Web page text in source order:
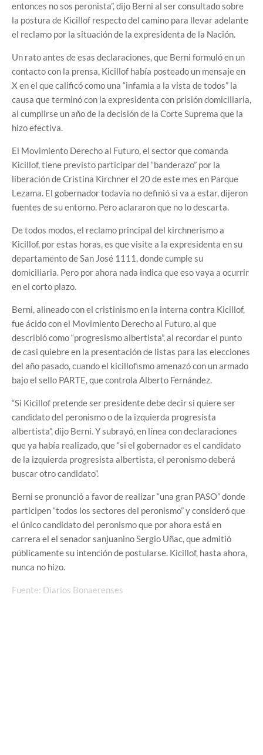
entonces no sos peronista”, dijo Berni al ser consultado sobre
la postura de Kicillof respecto del camino para llevar adelante
el reclamo por la situación de la expresidenta de la Nación.
Un rato antes de esas declaraciones, que Berni formuló en un
contacto con la prensa, Kicillof había posteado un mensaje en
X en el que calificó como una “infamia a la vista de todos” la
causa que terminó con la expresidenta con prisión domiciliaria,
al cumplirse un año de la decisión de la Corte Suprema que la
hizo efectiva.
El Movimiento Derecho al Futuro, el sector que comanda
Kicillof, tiene previsto participar del “banderazo” por la
liberación de Cristina Kirchner el 20 de este mes en Parque
Lezama. El gobernador todavía no definió si va a estar, dijeron
fuentes de su entorno. Pero aclararon que no lo descarta.
De todos modos, el reclamo principal del kirchnerismo a
Kicillof, por estas horas, es que visite a la expresidenta en su
departamento de San José 1111, donde cumple su
domiciliaria. Pero por ahora nada indica que eso vaya a ocurrir
en el corto plazo.
Berni, alineado con el cristinismo en la interna contra Kicillof,
fue ácido con el Movimiento Derecho al Futuro, al que
describió como “progresismo albertista”, al recordar el punto
de casi quiebre en la presentación de listas para las elecciones
del año pasado, cuando el kicillofismo amenazó con un armado
bajo el sello PARTE, que controla Alberto Fernández.
“Si Kicillof pretende ser presidente debe decir si quiere ser
candidato del peronismo o de la izquierda progresista
albertista”, dijo Berni. Y subrayó, en línea con declaraciones
que ya había realizado, que “si el gobernador es el candidato
de la izquierda progresista albertista, el peronismo deberá
buscar otro candidato”.
Berni se pronunció a favor de realizar “una gran PASO” donde
participen “todos los sectores del peronismo” y consideró que
el único candidato del peronismo que por ahora está en
carrera el el senador sanjuanino Sergio Uñac, que admitió
públicamente su intención de postularse. Kicillof, hasta ahora,
nunca no hizo.
Fuente: Diarios Bonaerenses